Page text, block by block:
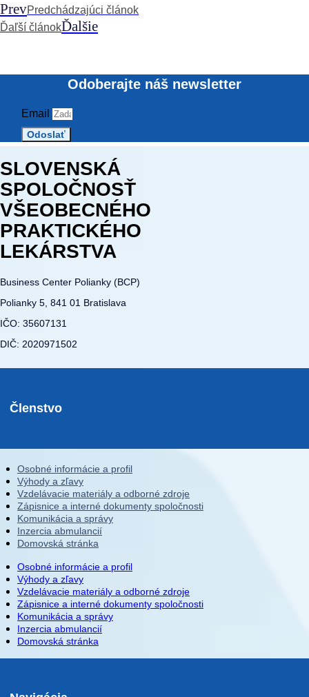
PrevPredchádzajúci článok
Ďaľší článokĎalšie
Odoberajte náš newsletter
Email
Odoslať
SLOVENSKÁ
SPOLOČNOSŤ
VŠEOBECNÉHO
PRAKTICKÉHO
LEKÁRSTVA
Business Center Polianky (BCP)
Polianky 5, 841 01 Bratislava
IČO: 35607131
DIČ: 2020971502
Členstvo
Osobné informácie a profil
Výhody a zľavy
Vzdelávacie materiály a odborné zdroje
Zápisnice a interné dokumenty spoločnosti
Komunikácia a správy
Inzercia abmulancií
Domovská stránka
Osobné informácie a profil
Výhody a zľavy
Vzdelávacie materiály a odborné zdroje
Zápisnice a interné dokumenty spoločnosti
Komunikácia a správy
Inzercia abmulancií
Domovská stránka